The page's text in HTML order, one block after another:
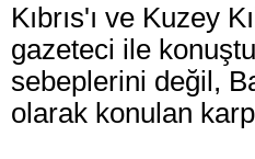
Kıbrıs'ı ve Kuzey
gazeteci ile
sebeplerini değil,
olarak konulan